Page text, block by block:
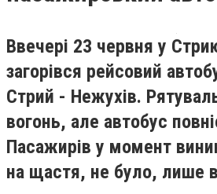
Ввечері 23 червня у
загорівся рейсовий
Стрий - Нежухів.
вогонь, але автобус
Пасажирів у момент
на щастя, не було, лише